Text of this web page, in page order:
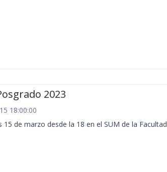
2023
18:00:00
15 de marzo desde la 18 en el SUM de la Facultad